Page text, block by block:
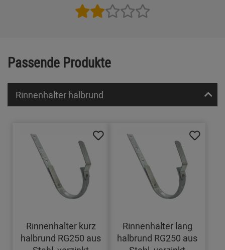
Passende Produkte
Rinnenhalter halbrund
Rinnenhalter kurz
halbrund RG250 aus
Rinnenhalter lang
halbrund RG250 aus